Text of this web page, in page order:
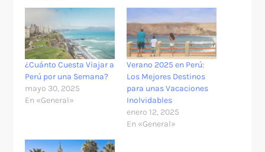
¿Cuánto Cuesta Viajar a
Perú por una Semana?
mayo 30, 2025
En «General»
Verano 2025 en Perú:
Los Mejores Destinos
para unas Vacaciones
Inolvidables
enero 12, 2025
En «General»